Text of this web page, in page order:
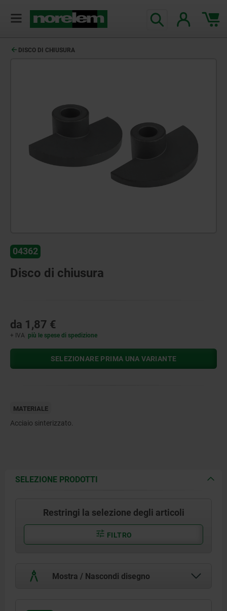
DISCO DI CHIUSURA
04362
Disco di chiusura
da 1,87 €
+ IVA più le spese di spedizione
SELEZIONARE PRIMA UNA VARIANTE
MATERIALE
Acciaio sinterizzato.
SELEZIONE PRODOTTI
Restringi la selezione degli articoli
FILTRO
Mostra / Nascondi disegno